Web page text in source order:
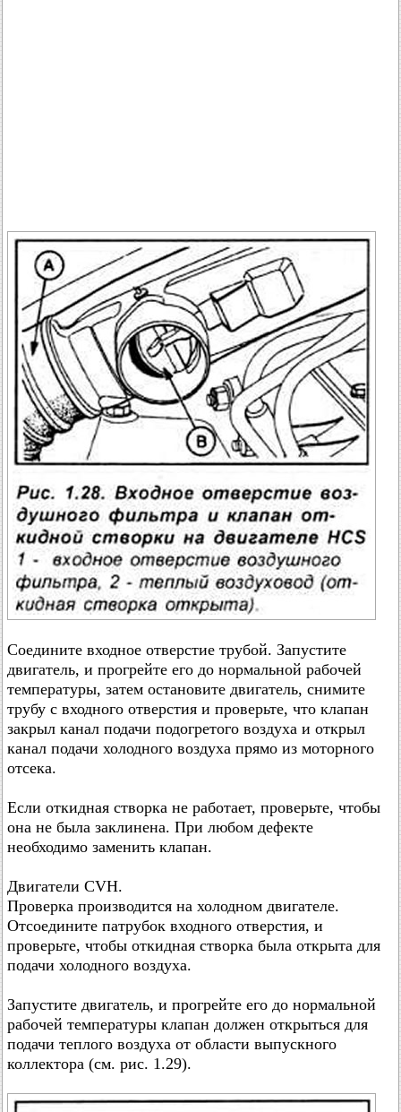
Соедините входное отверстие трубой. Запустите
двигатель, и прогрейте его до нормальной рабочей
температуры, затем остановите двигатель, снимите
трубу с входного отверстия и проверьте, что клапан
закрыл канал подачи подогретого воздуха и открыл
канал подачи холодного воздуха прямо из моторного
отсека.
Если откидная створка не работает, проверьте, чтобы
она не была заклинена. При любом дефекте
необходимо заменить клапан.
Двигатели CVH.
Проверка производится на холодном двигателе.
Отсоедините патрубок входного отверстия, и
проверьте, чтобы откидная створка была открыта для
подачи холодного воздуха.
Запустите двигатель, и прогрейте его до нормальной
рабочей температуры клапан должен открыться для
подачи теплого воздуха от области выпускного
коллектора (см. рис. 1.29).